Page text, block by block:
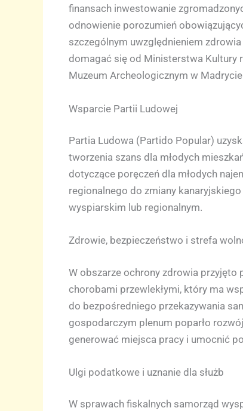
finansach inwestowanie
odnowienie porozumień
szczególnym uwzględnieniem
domagać się od Ministerstwa Kultury
Muzeum Archeologicznym w
Wsparcie Partii Ludowej
Partia Ludowa (Partido Popular)
tworzenia szans dla młodych
dotyczące poręczeń dla młodych
regionalnego do zmiany
wyspiarskim lub regionalnym.
Zdrowie, bezpieczeństwo i strefa
W obszarze ochrony zdrowia
chorobami przewlekłymi, który ma
do bezpośredniego przekazywania
gospodarczym plenum poparło
generować miejsca pracy i umocnić
Ulgi podatkowe i uznanie dla służb
W sprawach fiskalnych samorząd